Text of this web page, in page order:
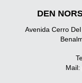
DEN
Avenida Cerro
Mail: